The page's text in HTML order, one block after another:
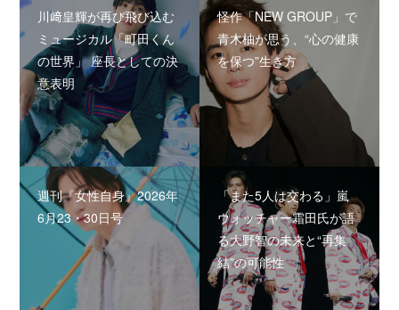
川﨑皇輝が再び飛び込む
ミュージカル「町田くん
の世界」 座長としての決
意表明
怪作「NEW GROUP」で
青木柚が思う、“心の健康
を保つ”生き方
週刊『女性自身』2026年
6月23・30日号
「また5人は交わる」嵐
ウォッチャー霜田氏が語
る大野智の未来と“再集
結”の可能性